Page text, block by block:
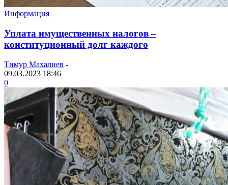
Информация
Уплата имущественных налогов –
конституционный долг каждого
Тимур Махалиев -
09.03.2023 18:46
0